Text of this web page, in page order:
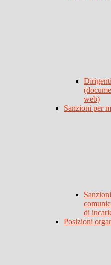
web)
Sanzioni per
di
Posizioni